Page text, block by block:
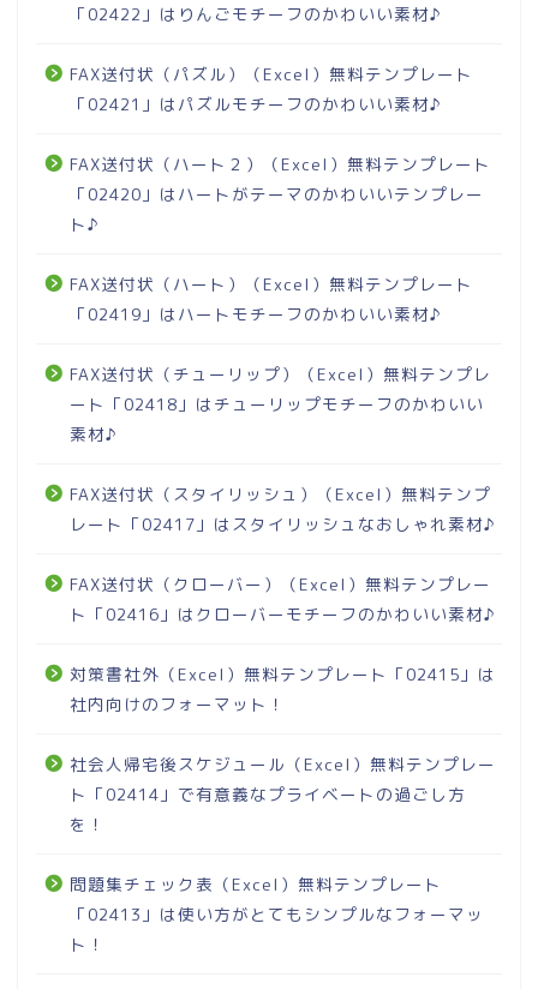
「02422」はりんごモチーフのかわいい素材♪
FAX送付状（パズル）（Excel）無料テンプレート
「02421」はパズルモチーフのかわいい素材♪
FAX送付状（ハート２）（Excel）無料テンプレート
「02420」はハートがテーマのかわいいテンプレー
ト♪
FAX送付状（ハート）（Excel）無料テンプレート
「02419」はハートモチーフのかわいい素材♪
FAX送付状（チューリップ）（Excel）無料テンプレ
ート「02418」はチューリップモチーフのかわいい
素材♪
FAX送付状（スタイリッシュ）（Excel）無料テンプ
レート「02417」はスタイリッシュなおしゃれ素材♪
FAX送付状（クローバー）（Excel）無料テンプレー
ト「02416」はクローバーモチーフのかわいい素材♪
対策書社外（Excel）無料テンプレート「02415」は
社内向けのフォーマット！
社会人帰宅後スケジュール（Excel）無料テンプレー
ト「02414」で有意義なプライベートの過ごし方
を！
問題集チェック表（Excel）無料テンプレート
「02413」は使い方がとてもシンプルなフォーマッ
ト！